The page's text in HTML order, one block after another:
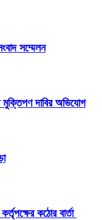
সম্মেলন
মুক্তিপণ দাবির অভিযোগ
কঠোর বার্তা